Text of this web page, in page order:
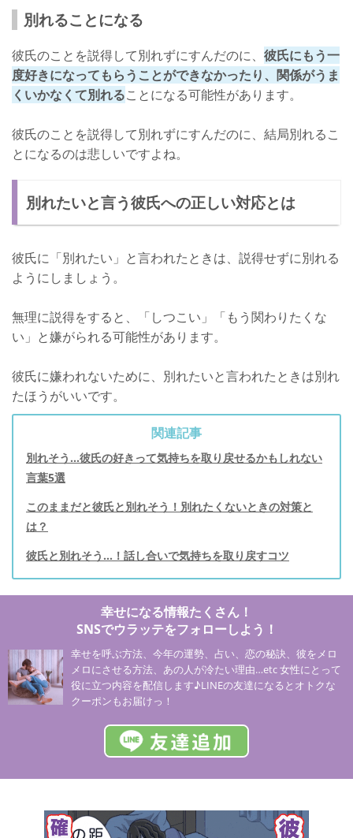
別れることになる
彼氏のことを説得して別れずにすんだのに、 彼氏にもう一
度好きになってもらうことができなかったり、関係がうま
くいかなくて別れることになる可能性があります。
彼氏のことを説得して別れずにすんだのに、結局別れるこ
とになるのは悲しいですよね。
別れたいと言う彼氏への正しい対応とは
彼氏に「別れたい」と言われたときは、説得せずに別れる
ようにしましょう。
無理に説得をすると、「しつこい」「もう関わりたくな
い」と嫌がられる可能性があります。
彼氏に嫌われないために、別れたいと言われたときは別れ
たほうがいいです。
関連記事
別れそう...彼氏の好きって気持ちを取り戻せるかもしれない
言葉5選
このままだと彼氏と別れそう！別れたくないときの対策と
は？
彼氏と別れそう…！話し合いで気持ちを取り戻すコツ
幸せになる情報たくさん！
SNSでウラッテをフォローしよう！
幸せを呼ぶ方法、今年の運勢、占い、恋の秘訣、彼をメロ
メロにさせる方法、あの人が冷たい理由…etc 女性にとって
役に立つ内容を配信します♪LINEの友達になるとオトクな
クーポンもお届けっ！